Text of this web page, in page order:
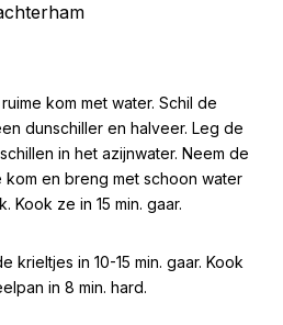
kom met water. Schil de
dunschiller en halveer. Leg de
in het azijnwater. Neem de
en breng met schoon water
Kook ze in 15 min. gaar.
krieltjes in 10-15 min. gaar. Kook
in 8 min. hard.